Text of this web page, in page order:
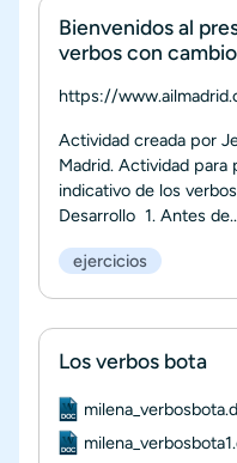
Bienvenidos al
verbos con
https://
Actividad creada por
Madrid. Actividad
indicativo de los
Desarrollo 1. Antes
ejercicios
Los verbos bota
Documento
Documento